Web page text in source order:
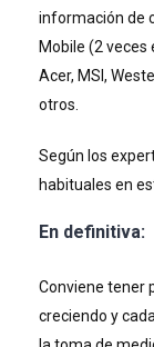
información de
Mobile (2 veces
Acer, MSI,
otros.
Según los
habituales en
En definitiva:
Conviene tener
creciendo y